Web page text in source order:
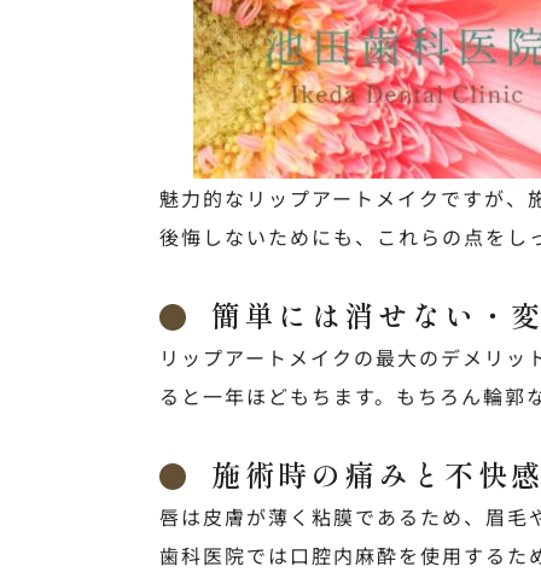
魅力的なリップアートメイクですが
後悔しないためにも、これらの点を
簡単には消せない・
リップアートメイクの最大のデメリ
ると一年ほどもちます。もちろん輪
施術時の痛みと不快
唇は皮膚が薄く粘膜であるため、眉
歯科医院では口腔内麻酔を使用する